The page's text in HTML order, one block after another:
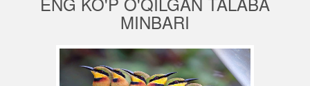
MINBARI